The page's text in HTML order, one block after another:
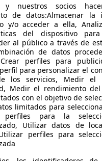
08/2013
tintadas, Alarma,
MARTIN
DE CÓRDOBA
y nuestros socios
de datos:Almacenar la
y/o acceder a ella,
del dispositivo
al público a través de
de datos
perfiles para
para personalizar el
los servicios, Medir el
Medir el rendimiento
con el objetivo de
limitados para
para la
Utilizar datos de
perfiles para